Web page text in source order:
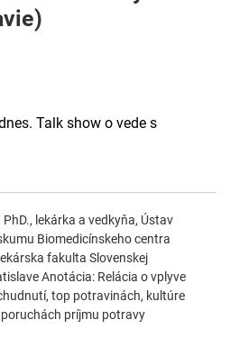
Talk show o vede s
lekárka a vedkyňa, Ústav
Biomedicínskeho centra
fakulta Slovenskej
Anotácia: Relácia o vplyve
top potravinách, kultúre
príjmu potravy